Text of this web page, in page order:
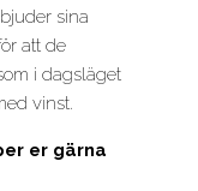
sina
att de
i dagsläget
vinst.
er gärna